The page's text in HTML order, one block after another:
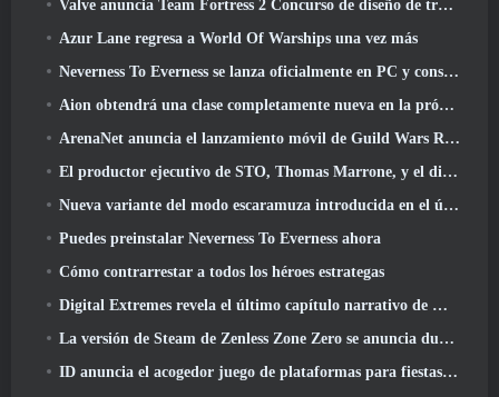
Valve anuncia Team Fortress 2 Concurso de diseño de trofeos ÜBERFEST
Azur Lane regresa a World Of Warships una vez más
Neverness To Everness se lanza oficialmente en PC y consolas
Aion obtendrá una clase completamente nueva en la próxima actualización de Dread Blade
ArenaNet anuncia el lanzamiento móvil de Guild Wars Reforged
El productor ejecutivo de STO, Thomas Marrone, y el director creativo de Neverwinter, Randy Mosiondz, hablan sobre los juegos y el futuro de Cryptic.
Nueva variante del modo escaramuza introducida en el último acto de Valorant
Puedes preinstalar Neverness To Everness ahora
Cómo contrarrestar a todos los héroes estrategas
Digital Extremes revela el último capítulo narrativo de Warframe con nuevos cortos de anime
La versión de Steam de Zenless Zone Zero se anuncia durante la versión 2.8 Programa Especial
ID anuncia el acogedor juego de plataformas para fiestas Totopia durante la exhibición de Xbox, Comienza el reclutamiento Beta